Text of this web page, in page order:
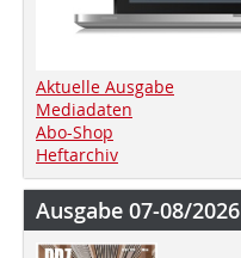
Aktuelle Ausgabe
Mediadaten
Abo-Shop
Heftarchiv
Ausgabe 07-08/2026